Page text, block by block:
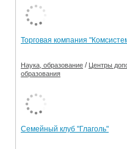
Торговая компания
Наука, образование / Центры
образования
Семейный клуб "Глаголь"